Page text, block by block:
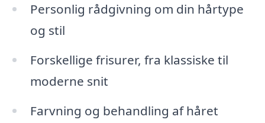
Personlig rådgivning om din hårtype
og stil
Forskellige frisurer, fra klassiske til
moderne snit
Farvning og behandling af håret